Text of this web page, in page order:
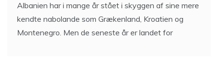
Albanien har i mange år stået i skyggen af sine mere
kendte nabolande som Grækenland, Kroatien og
Montenegro. Men de seneste år er landet for